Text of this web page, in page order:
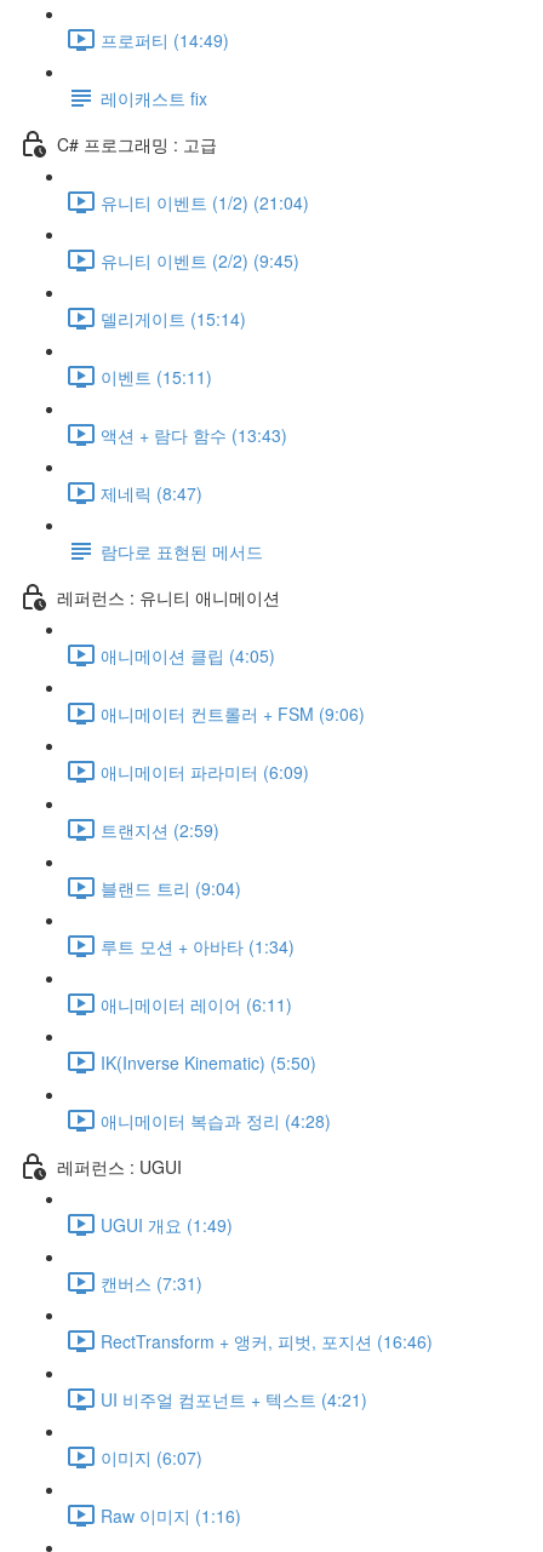
프로퍼티 (14:49)
레이캐스트 fix
C# 프로그래밍 : 고급
유니티 이벤트 (1/2) (21:04)
유니티 이벤트 (2/2) (9:45)
델리게이트 (15:14)
이벤트 (15:11)
액션 + 람다 함수 (13:43)
제네릭 (8:47)
람다로 표현된 메서드
레퍼런스 : 유니티 애니메이션
애니메이션 클립 (4:05)
애니메이터 컨트롤러 + FSM (9:06)
애니메이터 파라미터 (6:09)
트랜지션 (2:59)
블랜드 트리 (9:04)
루트 모션 + 아바타 (1:34)
애니메이터 레이어 (6:11)
IK(Inverse Kinematic) (5:50)
애니메이터 복습과 정리 (4:28)
레퍼런스 : UGUI
UGUI 개요 (1:49)
캔버스 (7:31)
RectTransform + 앵커, 피벗, 포지션 (16:46)
UI 비주얼 컴포넌트 + 텍스트 (4:21)
이미지 (6:07)
Raw 이미지 (1:16)